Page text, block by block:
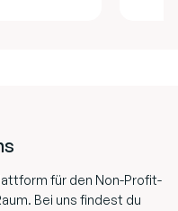
für den Non-Profit-
Bei uns findest du